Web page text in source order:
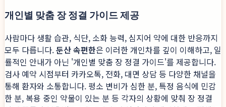
개인별 맞춤 장 정결 가이드 제공
사람마다 생활 습관, 식단, 소화 능력, 심지어 약에 대한 반응까지
모두 다릅니다.둔산 속편한은 이러한 개인차를 깊이 이해하고, 일
률적인 안내가 아닌 '개인별 맞춤 장 정결 가이드'를 제공합니다.
검사 예약 시점부터 카카오톡, 전화, 대면 상담 등 다양한 채널을
통해 환자와 소통합니다. 평소 변비가 심한 분, 특정 음식에 민감
한 분, 복용 중인 약물이 있는 분 등 각자의 상황에 맞춰 장 정결